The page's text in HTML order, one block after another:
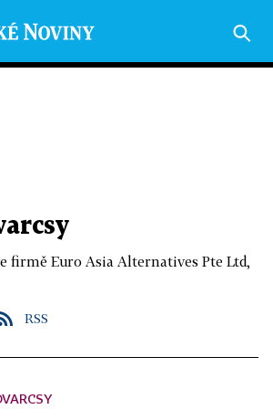
firmě Euro Asia Alternatives Pte Ltd,
RSS